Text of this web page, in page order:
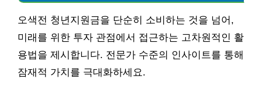
오색전 청년지원금을 단순히 소비하는 것을 넘어,
미래를 위한 투자 관점에서 접근하는 고차원적인 활
용법을 제시합니다. 전문가 수준의 인사이트를 통해
잠재적 가치를 극대화하세요.